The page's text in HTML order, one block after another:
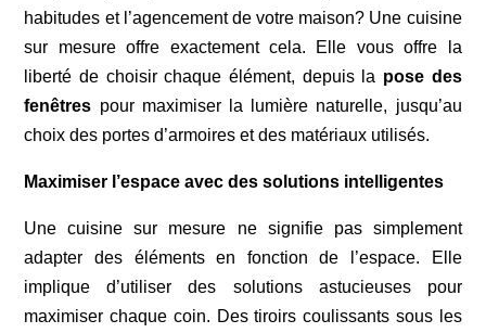
habitudes et l’agencement de votre maison? Une cuisine
sur mesure offre exactement cela. Elle vous offre la
liberté de choisir chaque élément, depuis la pose des
fenêtres pour maximiser la lumière naturelle, jusqu’au
choix des portes d’armoires et des matériaux utilisés.
Maximiser l’espace avec des solutions intelligentes
Une cuisine sur mesure ne signifie pas simplement
adapter des éléments en fonction de l’espace. Elle
implique d’utiliser des solutions astucieuses pour
maximiser chaque coin. Des tiroirs coulissants sous les